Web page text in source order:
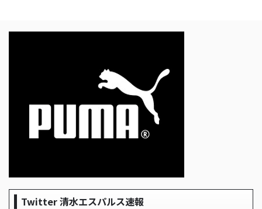
Twitter 清水エスパルス速報